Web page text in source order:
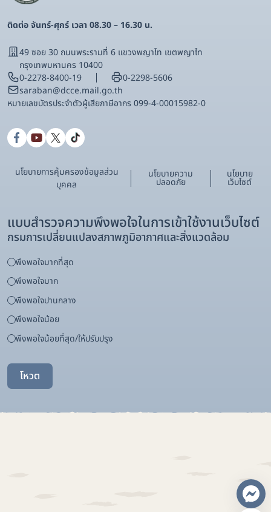
ติดต่อ จันทร์-ศุกร์ เวลา 08.30 – 16.30 น.
49 ซอย 30 ถนนพระรามที่ 6 แขวงพญาไท เขตพญาไท
กรุงเทพมหานคร 10400
0-2278-8400-19
0-2298-5606
saraban@dcce.mail.go.th
หมายเลขบัตรประจําตัวผู้เสียภาษีอากร 099-4-00015982-0
นโยบายการคุ้มครองข้อมูลส่วน
บุคคล
นโยบายความ
ปลอดภัย
นโยบาย
เว็บไซต์
แบบสำรวจความพึงพอใจในการเข้าใช้งานเว็บไซต์
กรมการเปลี่ยนแปลงสภาพภูมิอากาศและสิ่งแวดล้อม
พึงพอใจมากที่สุด
พึงพอใจมาก
พึงพอใจปานกลาง
พึงพอใจน้อย
พึงพอใจน้อยที่สุด/ให้ปรับปรุง
โหวต